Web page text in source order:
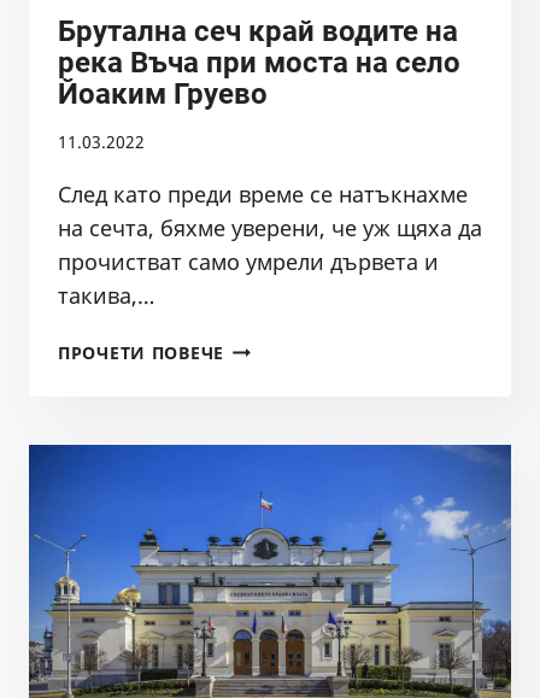
Брутална сеч край водите на
река Въча при моста на село
Йоаким Груево
11.03.2022
След като преди време се натъкнахме
на сечта, бяхме уверени, че уж щяха да
прочистват само умрели дървета и
такива,…
ПРОЧЕТИ ПОВЕЧЕ БРУТАЛНА
РЕКА
ВЪЧА
ПРИ
МОСТА
НА
СЕЛО
ЙОАКИМ
ГРУЕВО